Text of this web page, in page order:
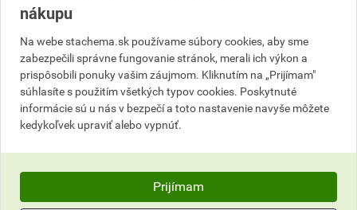
Do košíku pridáte za 47,38
s DPH
(38,52EURbez DPH).
Číslo položky:C102040
Katalógový kód: G0P2Y
VýrobcaStachema
Popis
nákupu
Na webe stachema.sk používame súbory cookies, aby sme
zabezpečili správne fungovanie stránok, merali ich výkon a
prispôsobili ponuky vašim záujmom. Kliknutím na „Prijímam"
súhlasíte s použitím všetkých typov cookies. Poskytnuté
informácie sú u nás v bezpečí a toto nastavenie navyše môžete
kedykoľvek upraviť alebo vypnúť.
Prijímam